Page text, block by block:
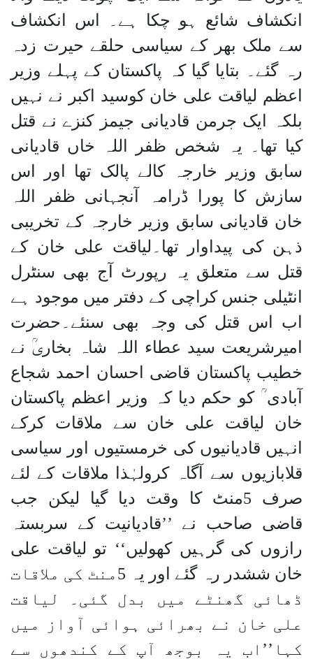
انکشاف شائع ہو چکا ہے۔ اس انکشاف
سے ملک بھر کے سیاسی حلقے حیرت زدہ
رہ گئے۔ بتایا گیا کہ پاکستان کے پہلے وزیر
اعظم لیاقت علی خان کوسید اکبر نے نہیں
بلکہ ایک جرمن قادیانی جیمز کنزے نے قتل
کیا تھا۔ یہ شخص ظفر اللہ خاں قادیانی
سابق وزیر خارجہ کالے پالک تھا اور اس
سازش کا پورا ڈرامہ آنجہانی ظفر اللہ
خان قادیانی سابق وزیر خارجہ کے تخریبی
ذہن کی پیداوار تھا۔لیاقت علی خان کے
قتل سے متعلق یہ رپورٹ آج بھی سنٹرل
انٹیلی جنس کراچی کے دفتر میں موجود ہے
اب اس قتل کی وجہ بھی سنئے۔حضرت
امیرشریعت سید عطاء اللہ شاہ بخاریؒ نے
خطیب پاکستان قاضی احسان احمد شجاع
آبادی ؒ کو حکم دیا کہ وزیر اعظم پاکستان
خان لیاقت علی خان سے ملاقات کرکے
انہیں قادیانیوں کی خرمستیوں اور سیاسی
قلابازیوں سے آگاہ کرولہٰذا ملاقات کے لئے
صرف 5منٹ کا وقت دیا گیا لیکن جب
قاضی صاحب نے ’’قادیانیت کے سربستہ
رازوں کی گرہیں کھولیں‘‘ تو لیاقت علی
خان ششدر رہ گئے اور یہ 5منٹ کی ملاقات
ڈھائی گھنٹے میں بدل گئی۔ لیاقت
علی خان نے بھرائی ہوائی آواز میں
کہا’’اب یہ بوجھ آپ کے کندھوں سے